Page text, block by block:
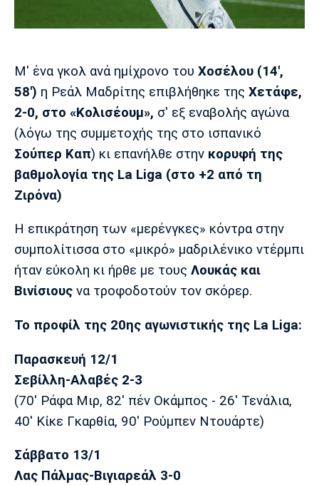
Cine Spot
Running
Media
Παρασκήνιο
Μπαρτσελόνα
Ρεάλ
Μαδρίτης
Ατλέτικο
Μαδρίτης
Μάντσεστερ
Γιουνάιτεντ
Τσέλσι Άρσεναλ
Λίβερπουλ
Μάντσεστερ
Γιουβέντους
Ίντερ Μίλαν Μπάγερν
M' ένα γκολ ανά ημίχρονο του Χοσέλου (14',
58') η Ρεάλ Μαδρίτης επιβλήθηκε της Χετάφε,
2-0, στο «Κολισέουμ», σ' εξ εναβολής αγώνα
(λόγω της συμμετοχής της στο ισπανικό
Σούπερ Καπ) κι επανήλθε στην κορυφή της
βαθμολογία της La Liga (στο +2 από τη
Ζιρόνα)
Η επικράτηση των «μερένγκες» κόντρα στην
συμπολίτισσα στο «μικρό» μαδριλένικο ντέρμπι
ήταν εύκολη κι ήρθε με τους Λουκάς και
Βινίσιους να τροφοδοτούν τον σκόρερ.
Το προφίλ της 20ης αγωνιστικής της La Liga:
Παρασκευή 12/1
Σεβίλλη-Αλαβές 2-3
(70' Ράφα Μιρ, 82' πέν Οκάμπος - 26' Τενάλια,
40' Κίκε Γκαρθία, 90' Ρούμπεν Ντουάρτε)
Σάββατο 13/1
Λας Πάλμας-Βιγιαρεάλ 3-0